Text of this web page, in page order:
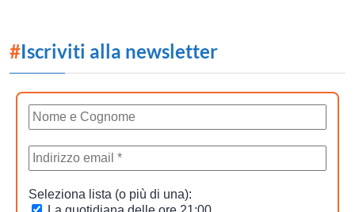
#Iscriviti alla newsletter